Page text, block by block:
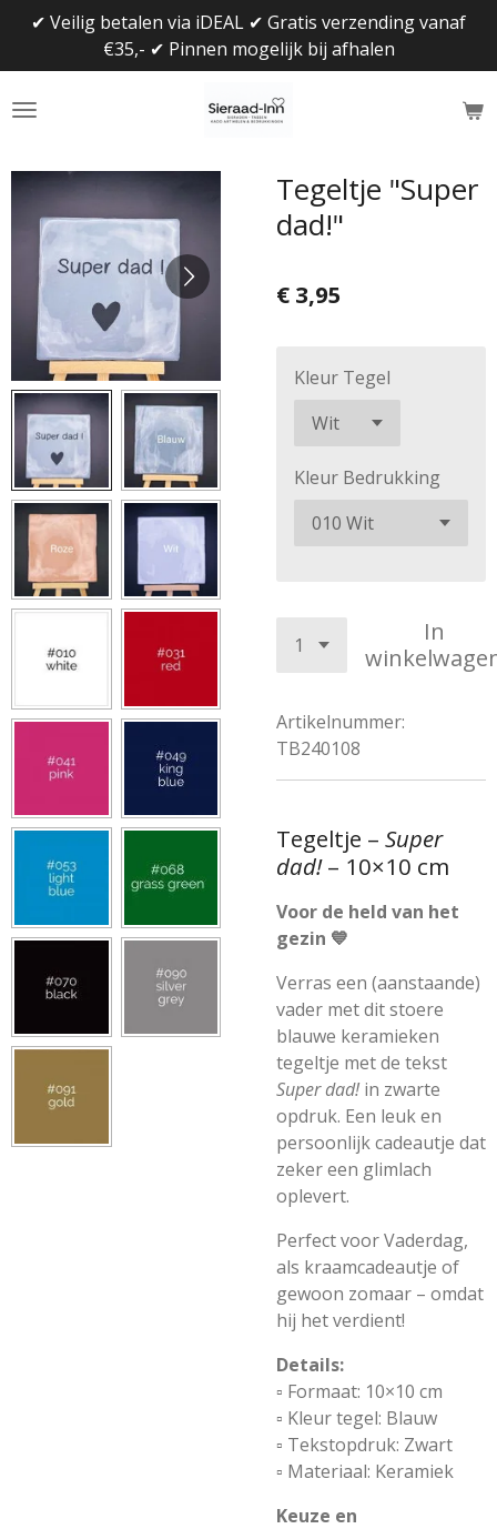
naar
de
✔ Veilig betalen via iDEAL ✔ Gratis verzending vanaf
€35,- ✔ Pinnen mogelijk bij afhalen
Tegeltje "Super
dad!"
€ 3,95
Kleur Tegel
Kleur Bedrukking
In
Artikelnummer:
TB240108
Tegeltje – Super
dad!– 10×10 cm
Voor de held van het
gezin 💙
Verras een (aanstaande)
vader met dit stoere
blauwe keramieken
tegeltje met de tekst
Super dad!in zwarte
opdruk. Een leuk en
persoonlijk cadeautje dat
zeker een glimlach
oplevert.
Perfect voor Vaderdag,
als kraamcadeautje of
gewoon zomaar – omdat
hij het verdient!
Details:
▫️ Formaat: 10×10 cm
▫️ Kleur tegel: Blauw
▫️ Tekstopdruk: Zwart
▫️ Materiaal: Keramiek
Keuze en